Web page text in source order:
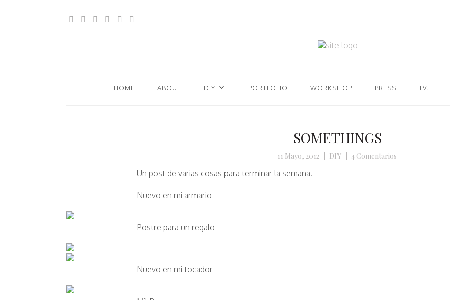
HOME ABOUT DIY PORTFOLIO WORKSHOP PRESS TV.
SOMETHINGS
11 Mayo, 2012 DIY 4 Comentarios
Un post de varias cosas para terminar la semana.
Nuevo en mi armario
Postre para un regalo
Nuevo en mi tocador